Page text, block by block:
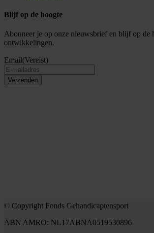
Blijf op de hoogte
Abonneer je op onze nieuwsbrief en blijf op de
ontwikkelingen.
Email(Vereist)
Verzenden
© Copyright Fonds Gehandicaptensport
ABN AMRO: NL17ABNA0519530896